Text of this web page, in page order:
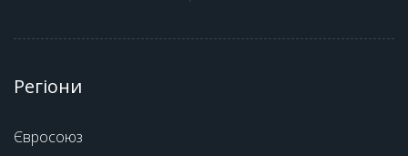
Регіони
Євросоюз